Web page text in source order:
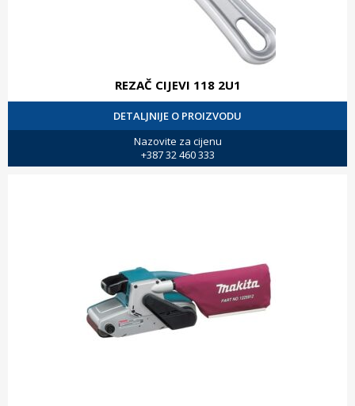
REZAČ CIJEVI 118 2U1
DETALJNIJE O PROIZVODU
Nazovite za cijenu
+387 32 460 333